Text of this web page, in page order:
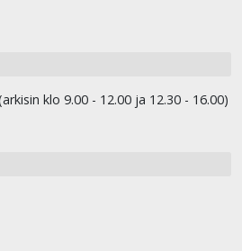
klo 9.00 - 12.00 ja 12.30 - 16.00)